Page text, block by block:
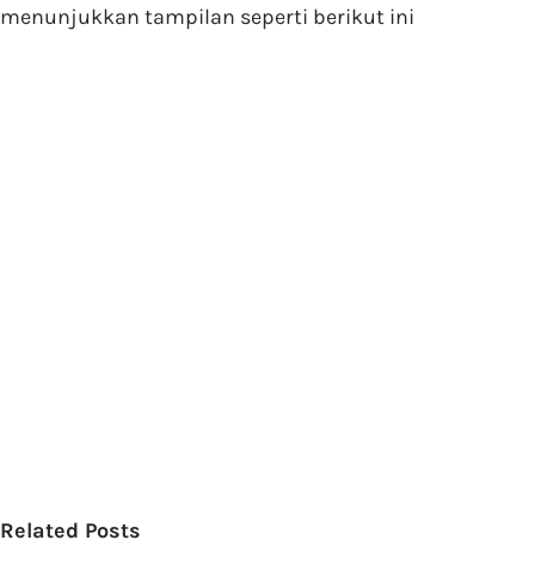
menunjukkan tampilan seperti berikut ini
Related Posts